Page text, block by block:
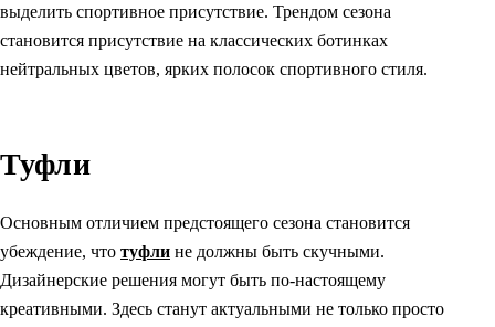
выделить спортивное присутствие. Трендом сезона
становится присутствие на классических ботинках
нейтральных цветов, ярких полосок спортивного стиля.
Туфли
Основным отличием предстоящего сезона становится
убеждение, что туфли не должны быть скучными.
Дизайнерские решения могут быть по-настоящему
креативными. Здесь станут актуальными не только просто